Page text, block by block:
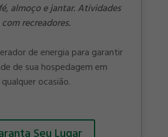
almoço e jantar. Atividades
com recreadores.
de energia para garantir
de sua hospedagem em
qualquer ocasião.